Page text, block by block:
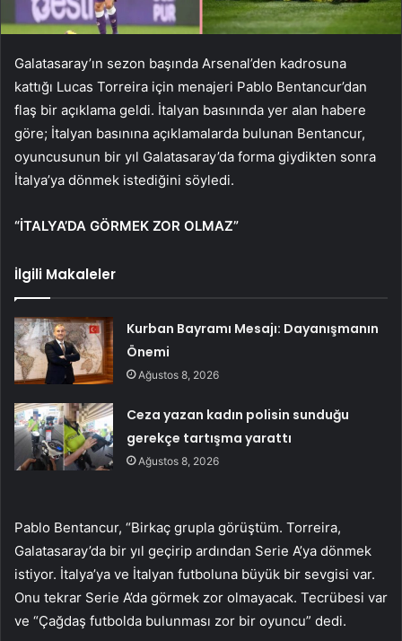
Galatasaray’ın sezon başında Arsenal’den kadrosuna
kattığı Lucas Torreira için menajeri Pablo Bentancur’dan
flaş bir açıklama geldi. İtalyan basınında yer alan habere
göre; İtalyan basınına açıklamalarda bulunan Bentancur,
oyuncusunun bir yıl Galatasaray’da forma giydikten sonra
İtalya’ya dönmek istediğini söyledi.
“İTALYA’DA GÖRMEK ZOR OLMAZ”
İlgili Makaleler
Kurban Bayramı Mesajı: Dayanışmanın
Önemi
Ağustos 8, 2026
Ceza yazan kadın polisin sunduğu
gerekçe tartışma yarattı
Ağustos 8, 2026
Pablo Bentancur, “Birkaç grupla görüştüm. Torreira,
Galatasaray’da bir yıl geçirip ardından Serie A’ya dönmek
istiyor. İtalya’ya ve İtalyan futboluna büyük bir sevgisi var.
Onu tekrar Serie A’da görmek zor olmayacak. Tecrübesi var
ve “Çağdaş futbolda bulunması zor bir oyuncu” dedi.